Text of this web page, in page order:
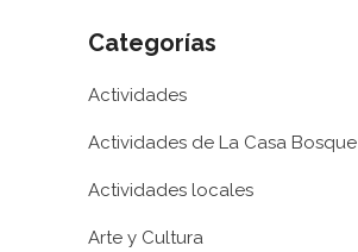
Categorías
Actividades
Actividades de La Casa Bosque
Actividades locales
Arte y Cultura